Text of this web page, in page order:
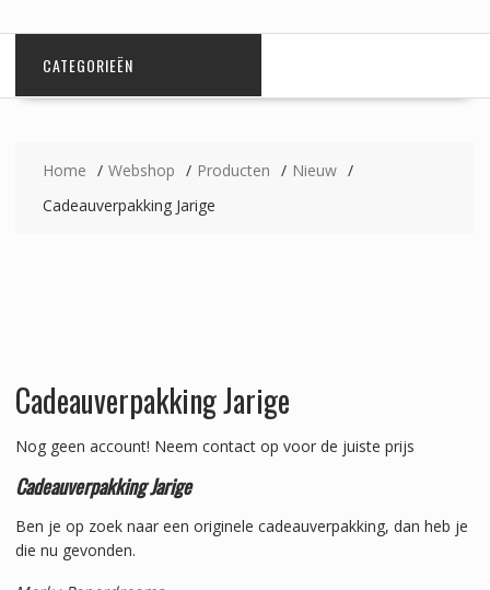
CATEGORIEËN
Home Webshop Producten
Nieuw
Cadeauverpakking Jarige
Cadeauverpakking Jarige
Nog geen account! Neem contact op voor de juiste prijs
Cadeauverpakking Jarige
Ben je op zoek naar een originele cadeauverpakking, dan heb je
die nu gevonden.